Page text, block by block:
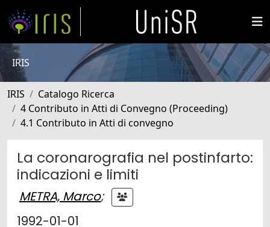
IRIS
IRIS
Catalogo Ricerca
4 Contributo in Atti di Convegno (Proceeding)
4.1 Contributo in Atti di convegno
La coronarografia nel postinfarto:
indicazioni e limiti
METRA, Marco;
1992-01-01